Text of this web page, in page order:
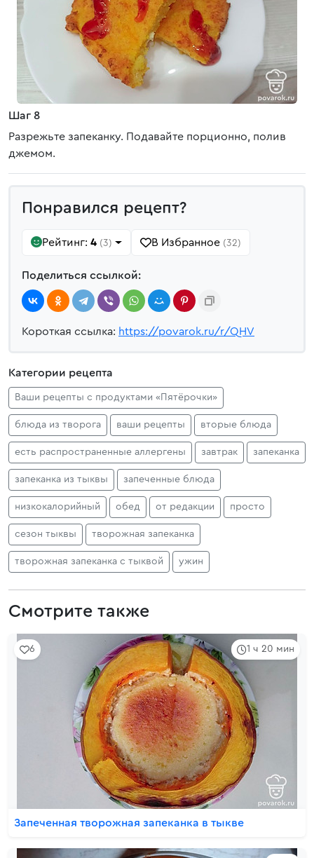
Шаг 8
Разрежьте запеканку. Подавайте порционно, полив
джемом.
Понравился рецепт?
Рейтинг: 4 (3) В Избранное (32)
Поделиться ссылкой:
Короткая ссылка: https://povarok.ru/r/QHV
Категории рецепта
Ваши рецепты с продуктами «Пятёрочки»
блюда из творога ваши рецепты вторые блюда
есть распространенные аллергены завтрак запеканка
запеканка из тыквы запеченные блюда
низкокалорийный обед от редакции просто
сезон тыквы творожная запеканка
творожная запеканка с тыквой ужин
Смотрите также
1 ч 20 мин
6
Запеченная творожная запеканка в тыкве